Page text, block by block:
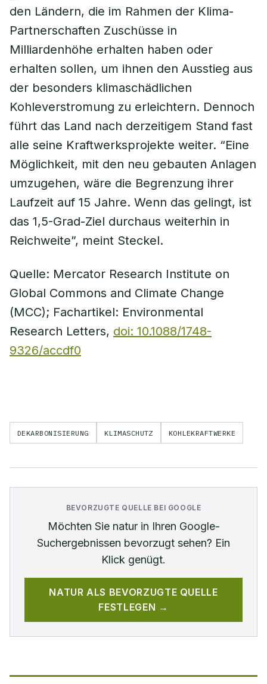
den Ländern, die im Rahmen der Klima-
Partnerschaften Zuschüsse in
Milliardenhöhe erhalten haben oder
erhalten sollen, um ihnen den Ausstieg aus
der besonders klimaschädlichen
Kohleverstromung zu erleichtern. Dennoch
führt das Land nach derzeitigem Stand fast
alle seine Kraftwerksprojekte weiter. “Eine
Möglichkeit, mit den neu gebauten Anlagen
umzugehen, wäre die Begrenzung ihrer
Laufzeit auf 15 Jahre. Wenn das gelingt, ist
das 1,5-Grad-Ziel durchaus weiterhin in
Reichweite”, meint Steckel.
Quelle: Mercator Research Institute on
Global Commons and Climate Change
(MCC); Fachartikel: Environmental
Research Letters, doi: 10.1088/1748-
9326/accdf0
DEKARBONISIERUNG KLIMASCHUTZ KOHLEKRAFTWERKE
BEVORZUGTE QUELLE BEI GOOGLE
Möchten Sie naturin Ihren Google-
Suchergebnissen bevorzugt sehen? Ein
Klick genügt.
NATUR ALS BEVORZUGTE QUELLE
FESTLEGEN →